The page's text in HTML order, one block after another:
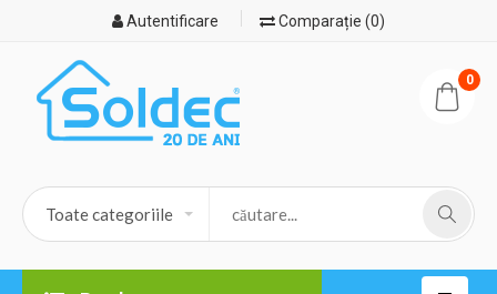
Autentificare Comparație (0)
0